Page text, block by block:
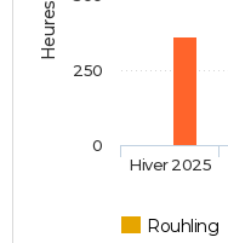
Rouhling
Hiver 2025
0
250